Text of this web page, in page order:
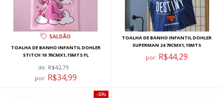
SALDÃO
TOALHA DE BANHO INFANTIL DOHLER
STITCH 10 70CMX1,15MTS FL
de: R$42,79
por: R$34,99
TOALHA DE BANHO INFANTIL DOHLER
SUPERMAN 24 70CMX1,15MTS
por: R$44,29
30%